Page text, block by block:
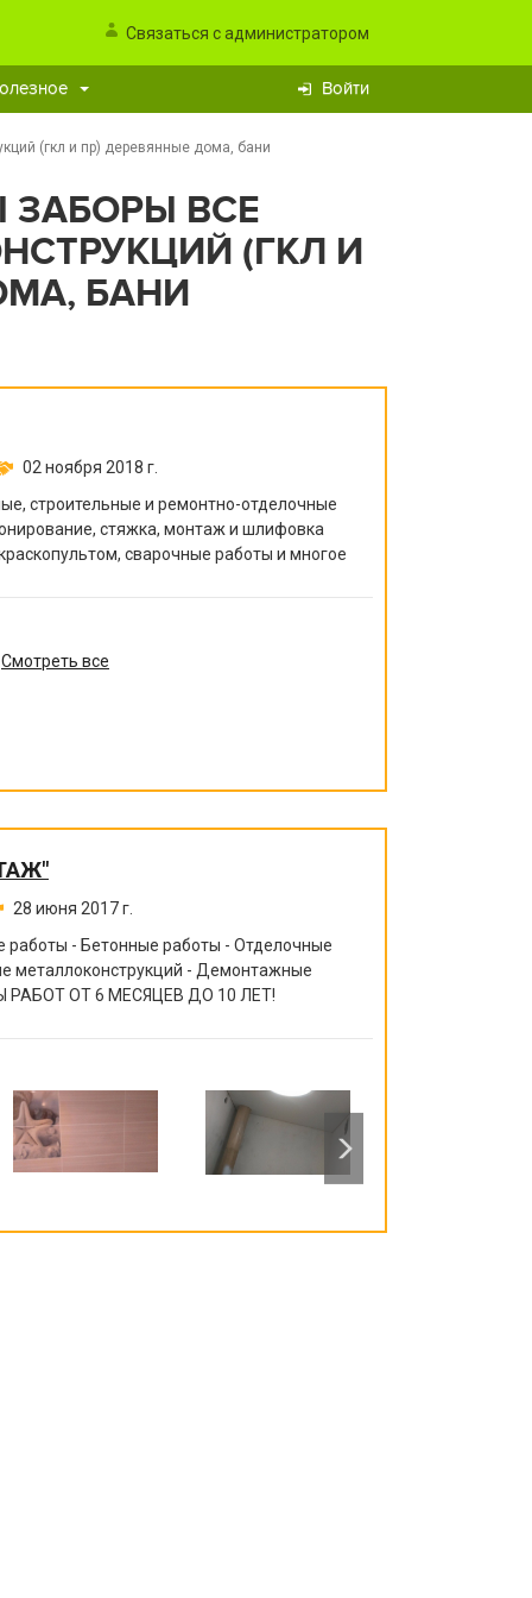
Связаться с администратором
Войти
(гкл и пр) деревянные дома, бани
ВСЕ
(ГКЛ И
БАНИ
02 ноября 2018 г.
строительные и ремонтно-отделочные
стяжка, монтаж и шлифовка
сварочные работы и многое
Смотреть все
28 июня 2017 г.
- Бетонные работы - Отделочные
металлоконструкций - Демонтажные
РАБОТ ОТ 6 МЕСЯЦЕВ ДО 10 ЛЕТ!